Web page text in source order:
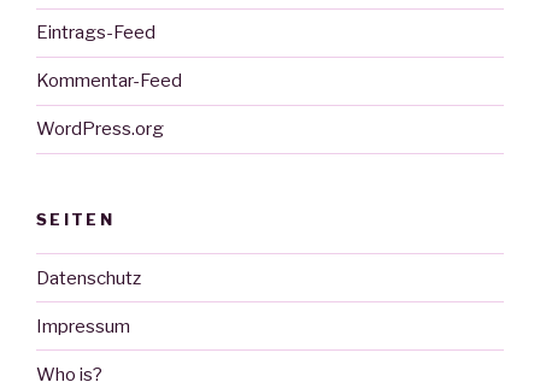
Eintrags-Feed
Kommentar-Feed
WordPress.org
SEITEN
Datenschutz
Impressum
Who is?